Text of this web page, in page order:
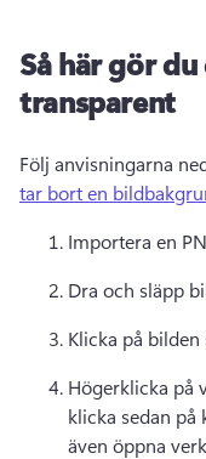
Så här gör
transparent
Följ anvisningarna
tar bort en
Importera en
Dra och släpp
Högerklicka på
klicka sedan på
även öppna